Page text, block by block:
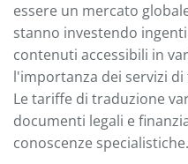
essere un mercato
stanno investendo
contenuti accessibili in
l'importanza dei servizi
Le tariffe di traduzione
documenti legali e
conoscenze specialistiche.